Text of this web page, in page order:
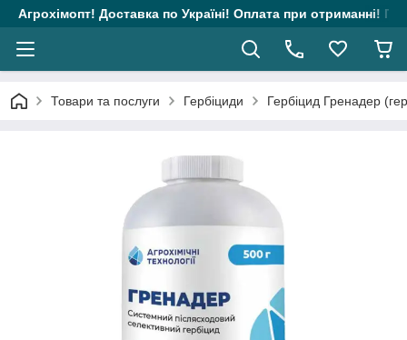
Агрохімопт! Доставка по Україні! Оплата при отриманні!
Товари та послуги Гербіциди Гербіцид Гренадер